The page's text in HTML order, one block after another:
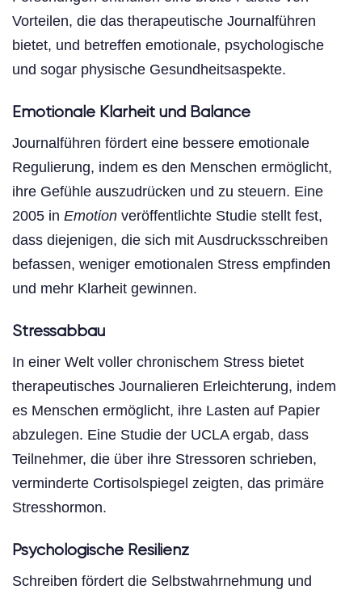
Vorteilen, die das therapeutische Journalführen
bietet, und betreffen emotionale, psychologische
und sogar physische Gesundheitsaspekte.
Emotionale Klarheit und Balance
Journalführen fördert eine bessere emotionale
Regulierung, indem es den Menschen ermöglicht,
ihre Gefühle auszudrücken und zu steuern. Eine
2005 in Emotion veröffentlichte Studie stellt fest,
dass diejenigen, die sich mit Ausdrucksschreiben
befassen, weniger emotionalen Stress empfinden
und mehr Klarheit gewinnen.
Stressabbau
In einer Welt voller chronischem Stress bietet
therapeutisches Journalieren Erleichterung, indem
es Menschen ermöglicht, ihre Lasten auf Papier
abzulegen. Eine Studie der UCLA ergab, dass
Teilnehmer, die über ihre Stressoren schrieben,
verminderte Cortisolspiegel zeigten, das primäre
Stresshormon.
Psychologische Resilienz
Schreiben fördert die Selbstwahrnehmung und